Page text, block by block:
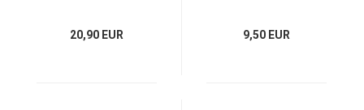
20,90 EUR 9,50 EUR